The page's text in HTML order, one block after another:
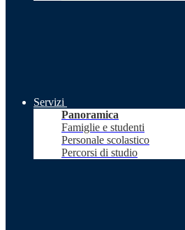
Servizi
Panoramica
Famiglie e studenti
Personale scolastico
Percorsi di studio